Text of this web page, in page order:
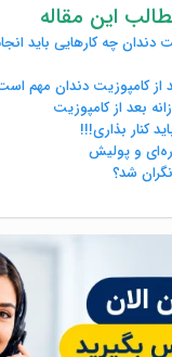
این مقاله
دندان چه کارهایی باید
از کامپوزیت دندان مهم
بعد از کامپوزیت
کنار بذاری!!!
و پولیش
شد؟